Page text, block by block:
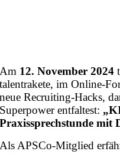
Am 12. November 2024
talentrakete, im Online-
neue Recruiting-Hacks,
Superpower entfaltest:
Praxissprechstunde mit
Als APSCo-Mitglied